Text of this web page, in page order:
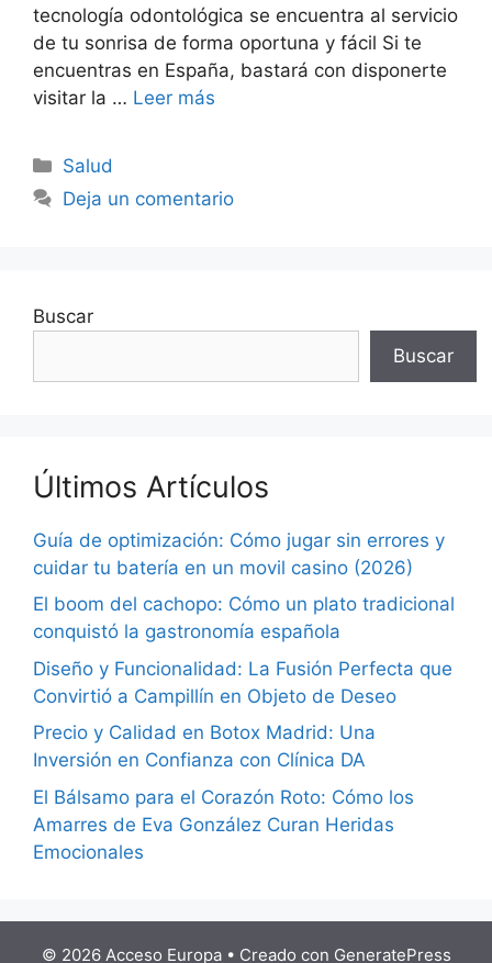
tecnología odontológica se encuentra al servicio
de tu sonrisa de forma oportuna y fácil Si te
encuentras en España, bastará con disponerte
visitar la … Leer más
Categorías
Salud
Deja un comentario
Buscar
Buscar
Últimos Artículos
Guía de optimización: Cómo jugar sin errores y
cuidar tu batería en un movil casino (2026)
El boom del cachopo: Cómo un plato tradicional
conquistó la gastronomía española
Diseño y Funcionalidad: La Fusión Perfecta que
Convirtió a Campillín en Objeto de Deseo
Precio y Calidad en Botox Madrid: Una
Inversión en Confianza con Clínica DA
El Bálsamo para el Corazón Roto: Cómo los
Amarres de Eva González Curan Heridas
Emocionales
© 2026 Acceso Europa• Creado con GeneratePress